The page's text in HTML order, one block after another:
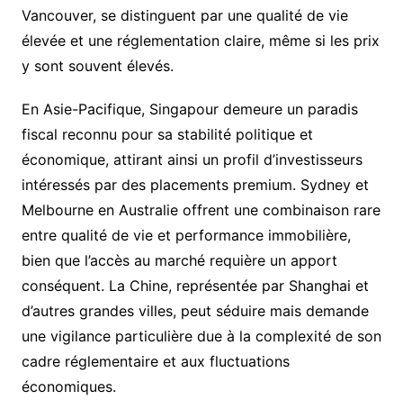
Vancouver, se distinguent par une qualité de vie
élevée et une réglementation claire, même si les prix
y sont souvent élevés.
En Asie-Pacifique, Singapour demeure un paradis
fiscal reconnu pour sa stabilité politique et
économique, attirant ainsi un profil d’investisseurs
intéressés par des placements premium. Sydney et
Melbourne en Australie offrent une combinaison rare
entre qualité de vie et performance immobilière,
bien que l’accès au marché requière un apport
conséquent. La Chine, représentée par Shanghai et
d’autres grandes villes, peut séduire mais demande
une vigilance particulière due à la complexité de son
cadre réglementaire et aux fluctuations
économiques.